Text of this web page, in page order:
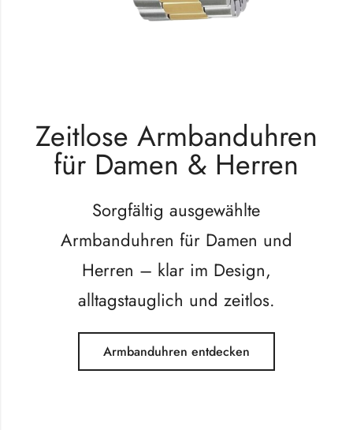
Zeitlose Armbanduhren
für Damen & Herren
Sorgfältig ausgewählte
Armbanduhren für Damen und
Herren – klar im Design,
alltagstauglich und zeitlos.
Armbanduhren entdecken